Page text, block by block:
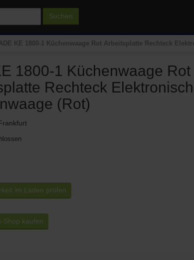
Suchen
KE 1800-1 Küchenwaage Rot Arbeitsplatte Rechteck
1800-1 Küchenwaage Rot
Rechteck
(Rot)
im Laden prüfen
Shop kaufen